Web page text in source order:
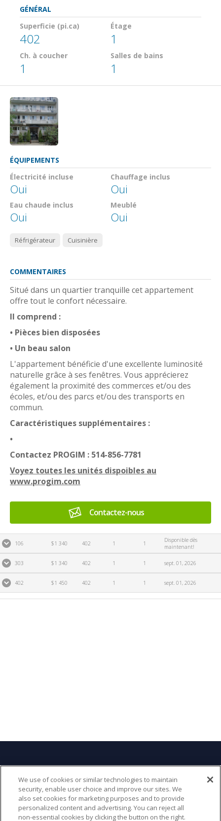
GÉNÉRAL
Superficie (pi.ca)
402
Étage
1
Ch. à coucher
1
Salles de bains
1
ÉQUIPEMENTS
Électricité incluse
Oui
Chauffage inclus
Oui
Eau chaude inclus
Oui
Meublé
Oui
Réfrigérateur Cuisinière
COMMENTAIRES
Situé dans un quartier tranquille cet appartement
offre tout le confort nécessaire.
Il comprend :
• Pièces bien disposées
• Un beau salon
L'appartement bénéficie d'une excellente luminosité
naturelle grâce à ses fenêtres. Vous apprécierez
également la proximité des commerces et/ou des
écoles, et/ou des parcs et/ou des transports en
commun.
Caractéristiques supplémentaires :
•
Contactez PROGIM : 514-856-7781
Voyez toutes les unités dispoibles au
www.progim.com
Contactez-nous
106 $1 340 402 1 1
Disponible dès
maintenant!
303 $1 340 402 1 1 sept. 01, 2026
402 $1 450 402 1 1 sept. 01, 2026
SIÈGE SOCIAL
6 Place du Commerce, Brossard, QC J4W 3J9,
Canada
(514) 856-7781
We use of cookies or similar technologies to maintain
security, enable user choice and improve our sites. We
also set cookies for marketing purposes and to provide
personalized content and advertising. You can reject all
non-essential cookies by clicking the button on the right.